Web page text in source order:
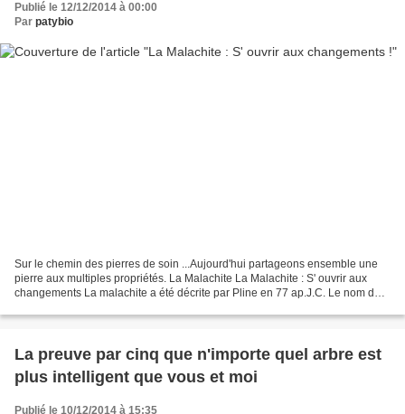
Publié le 12/12/2014 à 00:00
Par patybio
Sur le chemin des pierres de soin ...Aujourd'hui partageons ensemble une
pierre aux multiples propriétés. La Malachite La Malachite : S' ouvrir aux
changements La malachite a été décrite par Pline en 77 ap.J.C. Le nom de
La preuve par cinq que n'importe quel arbre est
plus intelligent que vous et moi
Publié le 10/12/2014 à 15:35